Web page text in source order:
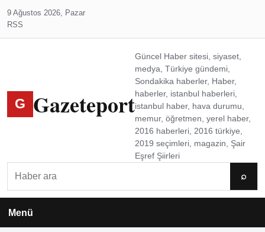
9 Ağustos 2026, Pazar
RSS
G Gazeteport
Güncel Haber sitesi, siyaset,
medya, Türkiye gündemi,
Sondakika haberler, Haber,
haberler, istanbul haberleri,
istanbul haber, hava durumu,
memur, öğretmen, yerel haber,
2016 haberleri, 2016 türkiye,
2019 seçimleri, magazin, Şair
Eşref Şiirleri
⌕
Menü